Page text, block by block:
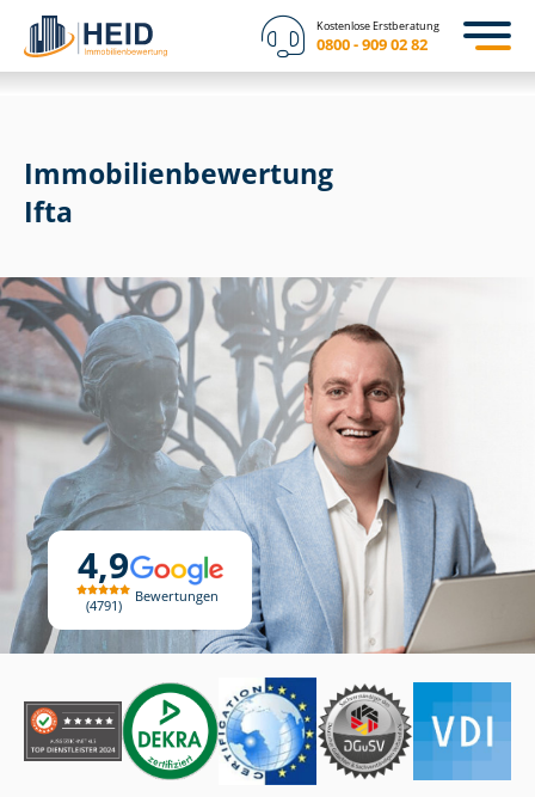
Kostenlose Erstberatung
0800 - 909 02 82
4,9
4791
Bewertungen
Immobilien­bewertung
Ifta